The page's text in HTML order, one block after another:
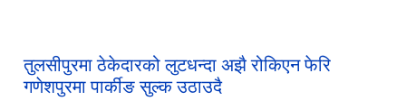
तुलसीपुरमा ठेकेदारको लुटधन्दा अझै रोकिएन फेरि
गणेशपुरमा पार्कीङ सुल्क उठाउदै